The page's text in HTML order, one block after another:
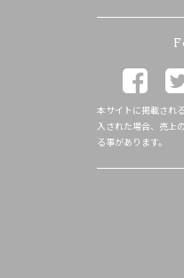
本サイトに掲載され
入された場合、売上
る事があります。